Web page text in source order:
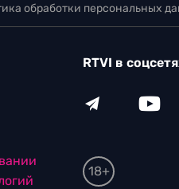
обработки персональных
RTVI в
18+